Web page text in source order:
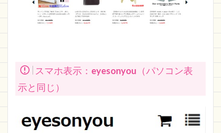
スマホ表示： eyesonyou （パソコン表
示と同じ）